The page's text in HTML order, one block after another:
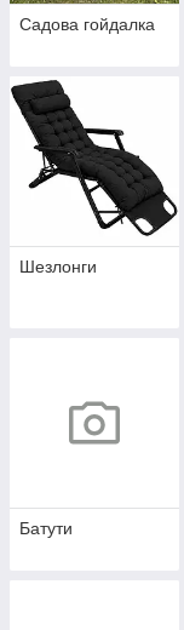
Садова гойдалка
Шезлонги
Батути